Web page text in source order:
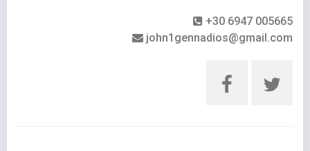
+30 6947 005665
john1gennadios@gmail.com